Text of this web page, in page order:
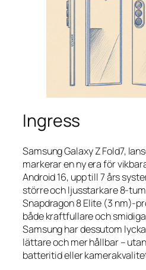
Ingress
Samsung Galaxy Z Fold7,
markerar en ny era för
Android 16, upp till 7 års
större och ljusstarkare 8-
Snapdragon 8 Elite (3 nm)-
både kraftfullare och
Samsung har dessutom
lättare och mer hållbar –
batteritid eller